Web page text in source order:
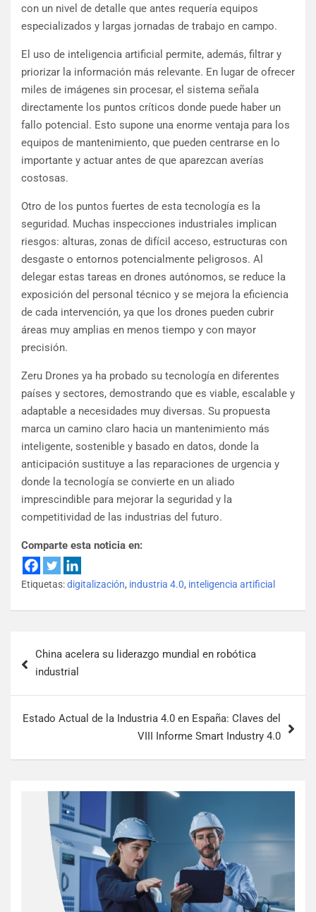
con un nivel de detalle que antes requería equipos
especializados y largas jornadas de trabajo en campo.
El uso de inteligencia artificial permite, además, filtrar y
priorizar la información más relevante. En lugar de ofrecer
miles de imágenes sin procesar, el sistema señala
directamente los puntos críticos donde puede haber un
fallo potencial. Esto supone una enorme ventaja para los
equipos de mantenimiento, que pueden centrarse en lo
importante y actuar antes de que aparezcan averías
costosas.
Otro de los puntos fuertes de esta tecnología es la
seguridad. Muchas inspecciones industriales implican
riesgos: alturas, zonas de difícil acceso, estructuras con
desgaste o entornos potencialmente peligrosos. Al
delegar estas tareas en drones autónomos, se reduce la
exposición del personal técnico y se mejora la eficiencia
de cada intervención, ya que los drones pueden cubrir
áreas muy amplias en menos tiempo y con mayor
precisión.
Zeru Drones ya ha probado su tecnología en diferentes
países y sectores, demostrando que es viable, escalable y
adaptable a necesidades muy diversas. Su propuesta
marca un camino claro hacia un mantenimiento más
inteligente, sostenible y basado en datos, donde la
anticipación sustituye a las reparaciones de urgencia y
donde la tecnología se convierte en un aliado
imprescindible para mejorar la seguridad y la
competitividad de las industrias del futuro.
Comparte esta noticia en:
Etiquetas:digitalización, industria 4.0, inteligencia artificial
China acelera su liderazgo mundial en robótica
industrial
Estado Actual de la Industria 4.0 en España: Claves del
VIII Informe Smart Industry 4.0